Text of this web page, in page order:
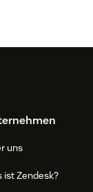
uns
ist Zendesk?